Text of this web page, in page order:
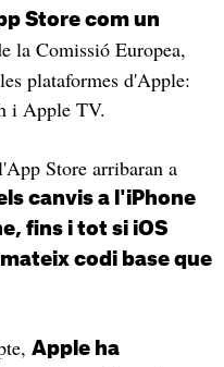
Store com un
la Comissió Europea,
plataformes d'Apple:
i Apple TV.
Store arribaran a
canvis a l'iPhone
fins i tot si iOS
codi base que
Apple ha